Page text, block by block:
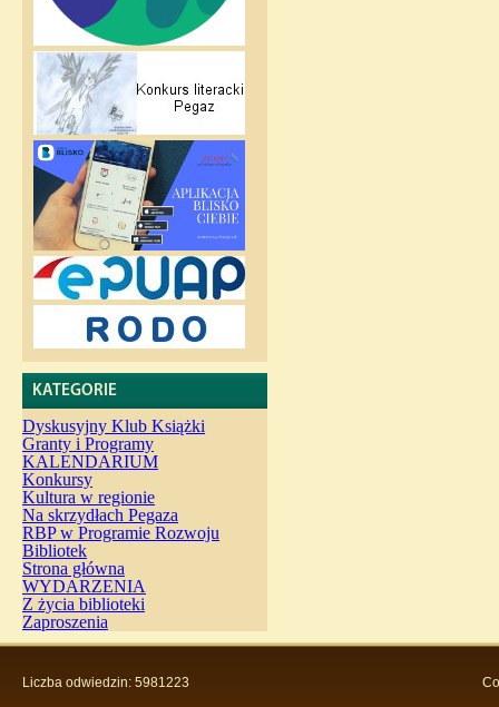
KATEGORIE
Dyskusyjny Klub Książki
Granty i Programy
KALENDARIUM
Konkursy
Kultura w regionie
Na skrzydłach Pegaza
RBP w Programie Rozwoju
Bibliotek
Strona główna
WYDARZENIA
Z życia biblioteki
Zaproszenia
Liczba odwiedzin: 5981223